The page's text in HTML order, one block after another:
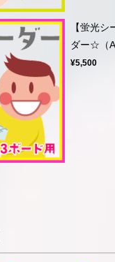
【蛍光
ダー☆（
¥5,500